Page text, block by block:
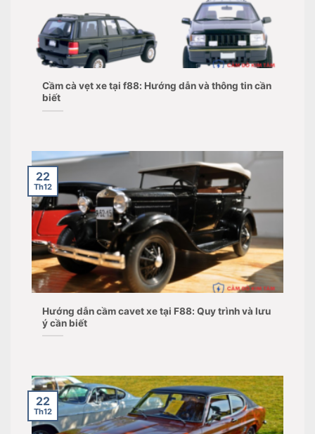
Cầm cà vẹt xe tại f88: Hướng dẫn và thông tin cần
biết
Hướng dẫn cầm cavet xe tại F88: Quy trình và lưu
ý cần biết
22
Th12
22
Th12